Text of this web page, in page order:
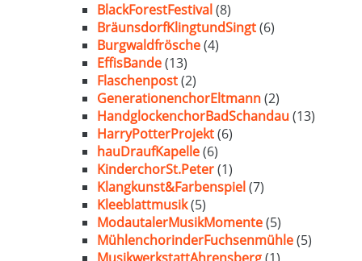
BlackForestFestival(8)
BräunsdorfKlingtundSingt(6)
Burgwaldfrösche(4)
EffisBande(13)
Flaschenpost(2)
GenerationenchorEltmann(2)
HandglockenchorBadSchandau(13)
HarryPotterProjekt(6)
hauDraufKapelle(6)
KinderchorSt.Peter(1)
Klangkunst&Farbenspiel(7)
Kleeblattmusik(5)
ModautalerMusikMomente(5)
MühlenchorinderFuchsenmühle(5)